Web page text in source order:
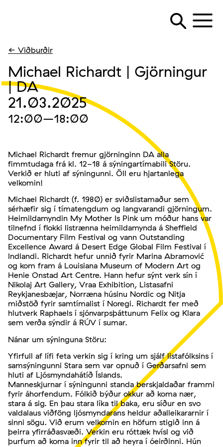
← Viðburðir
Michael Richardt | Gjörningur
| DA
21.03.2025
12:00–18:00
Michael Richardt fremur gjörninginn DA alla
fimmtudaga frá kl. 12-18 á sýningartímabili Störu.
Verkið er hluti af sýningunni. Öll eru hjartanlega
velkomin!
Michael Richardt (f. 1980) er sviðslistamaður sem
sérhæfir sig í tímatengdum og langvarandi gjörningum.
Heimildamyndin My Mother Is Pink um móður hans var
tilnefnd í flokki listrænna heimildamynda á Sheffield
Documentary Film Festival og vann Outstanding
Excellence Award á Desert Edge Global Film Festival í
Indlandi. Richardt hefur unnið fyrir Marina Abramović
og kom fram á Louisiana Museum of Modern Art og
Henie Onstad Art Centre. Hann hefur sýnt verk sín í
Nikolaj Art Gallery, Vraa Exhibition, Listasafni
Reykjanesbæjar, Norræna húsinu Nordic og Nitja
miðstöð fyrir samtímalist í Noregi. Richardt fer með
hlutverk Raphaels í sjónvarpsþáttunum Felix og Klara
sem verða sýndir á RÚV í sumar.
Nánar um sýninguna Störu:
Yfirfull af lífi feta verkin sig í kring um sjálf listafólksins í
samsýningunni Stara sem var opnuð í Gerðarsafni sem
hluti af Ljósmyndahátíð Íslands.
Manneskjurnar í sýningunni standa berskjaldaðar frammi
fyrir áhorfendum. Fólkið býður okkur að koma nær,
stara á sig. En þau stara líka til baka, eru síður en svo
valdalaus viðföng ljósmyndarans heldur aðalleikararnir í
sinni sögu. Við erum velkomin en höfum stigið inn á
þeirra yfirráðasvæði. Verkin eru róttæk hvísl og við
þurfum að koma inn fyrir til að heyra í óeirðinni. Hún